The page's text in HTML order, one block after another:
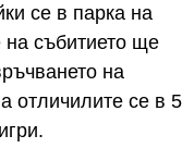
се в парка на
на събитието ще
на
отличилите се в 5